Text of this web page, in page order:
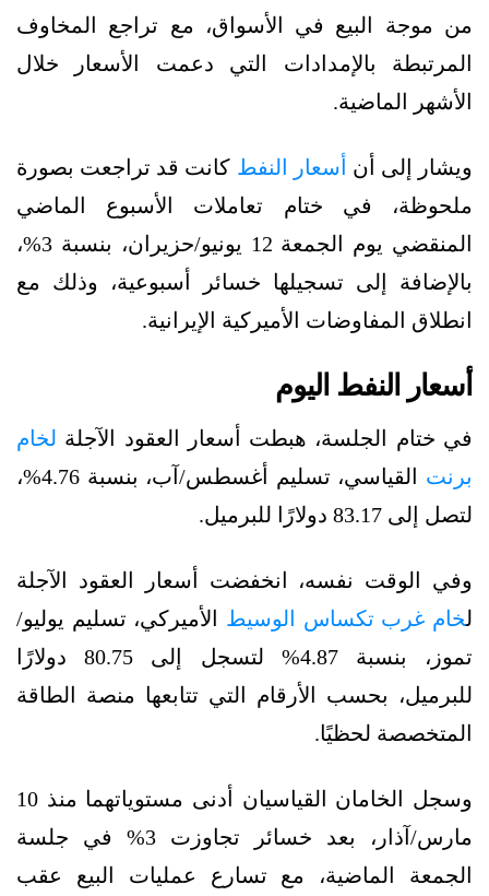
من موجة البيع في الأسواق، مع تراجع المخاوف
المرتبطة بالإمدادات التي دعمت الأسعار خلال
الأشهر الماضية.
ويشار إلى أن أسعار النفط كانت قد تراجعت بصورة
ملحوظة، في ختام تعاملات الأسبوع الماضي
المنقضي يوم الجمعة 12 يونيو/حزيران، بنسبة 3%،
بالإضافة إلى تسجيلها خسائر أسبوعية، وذلك مع
انطلاق المفاوضات الأميركية الإيرانية.
أسعار النفط اليوم
في ختام الجلسة، هبطت أسعار العقود الآجلة لخام
برنت
القياسي، تسليم أغسطس/آب، بنسبة 4.76%،
لتصل إلى 83.17 دولارًا للبرميل.
وفي الوقت نفسه، انخفضت أسعار العقود الآجلة
لخام غرب تكساس الوسيط الأميركي، تسليم يوليو/
تموز، بنسبة 4.87% لتسجل إلى 80.75 دولارًا
للبرميل، بحسب الأرقام التي تتابعها منصة الطاقة
المتخصصة لحظيًا.
وسجل الخامان القياسيان أدنى مستوياتهما منذ 10
مارس/آذار، بعد خسائر تجاوزت 3% في جلسة
الجمعة الماضية، مع تسارع عمليات البيع عقب